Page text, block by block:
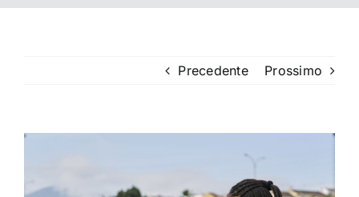
Precedente Prossimo
Ingrandisci